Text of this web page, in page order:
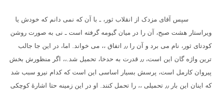
سپس آقای مزدک از انقلاب ثور، ـ با آن که نمی دانم که خودش یا
ویراستار هشت صبح، آن را در میان گیومه گرفته است ـ نی به صورت روشن
کودتای ثور، نام می برد و آن را ٫٫ اتفاق ،، می خواند. اما، در این جا جالب
ترین واژه گان این است، ٫٫ قدرت به حدخا، تحمیل شد.،، اگر منظورش بخش
پیروان کارمل است، پرسش بسیار اساسی این است که کدام نیرو سبب شد
که اینان این بار ٫٫ تحمیلی ،، را تحمل کنند. او در این زمینه حتا اشارهٔ کوچکی